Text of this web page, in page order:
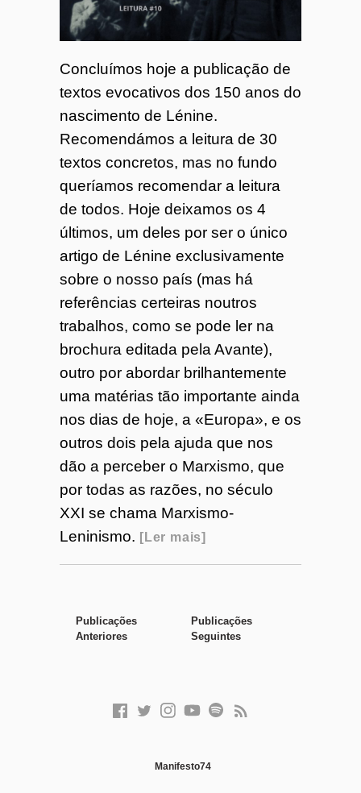
Concluímos hoje a publicação de
textos evocativos dos 150 anos do
nascimento de Lénine.
Recomendámos a leitura de 30
textos concretos, mas no fundo
queríamos recomendar a leitura
de todos. Hoje deixamos os 4
últimos, um deles por ser o único
artigo de Lénine exclusivamente
sobre o nosso país (mas há
referências certeiras noutros
trabalhos, como se pode ler na
brochura editada pela Avante),
outro por abordar brilhantemente
uma matérias tão importante ainda
nos dias de hoje, a «Europa», e os
outros dois pela ajuda que nos
dão a perceber o Marxismo, que
por todas as razões, no século
XXI se chama Marxismo-
Leninismo.
Ler mais
Publicações
Anteriores
Publicações
Seguintes
F
T
I
Y
t
S
F
Manifesto74